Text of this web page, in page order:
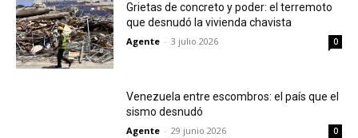
Grietas de concreto y poder: el terremoto
que desnudó la vivienda chavista
Agente - 3 julio 2026 0
Venezuela entre escombros: el país que el
sismo desnudó
Agente - 29 junio 2026 0